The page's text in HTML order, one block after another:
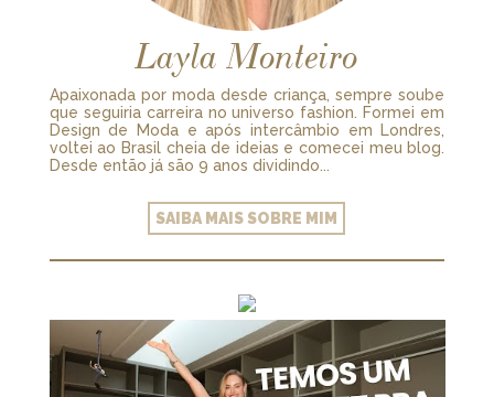
Layla Monteiro
Apaixonada por moda desde criança, sempre soube
que seguiria carreira no universo fashion. Formei em
Design de Moda e após intercâmbio em Londres,
voltei ao Brasil cheia de ideias e comecei meu blog.
Desde então já são 9 anos dividindo...
SAIBA MAIS SOBRE MIM